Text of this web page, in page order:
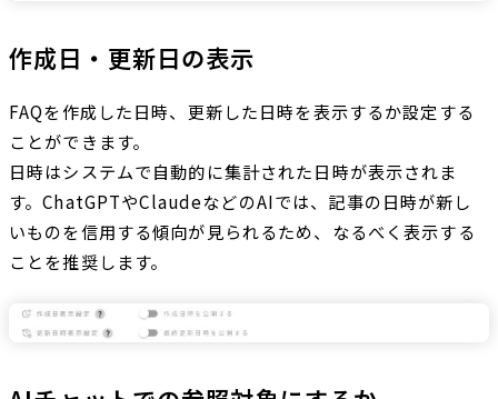
作成日・更新日の表示
FAQを作成した日時、更新した日時を表示するか設定する
ことができます。
日時はシステムで自動的に集計された日時が表示されま
す。ChatGPTやClaudeなどのAIでは、記事の日時が新し
いものを信用する傾向が見られるため、なるべく表示する
ことを推奨します。